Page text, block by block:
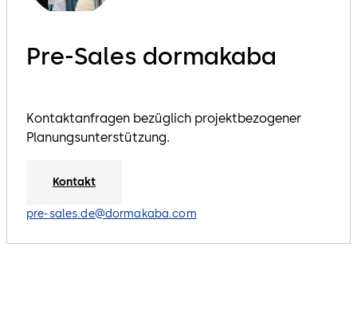
Pre-Sales dormakaba
Kontaktanfragen bezüglich projektbezogener
Planungsunterstützung.
Kontakt
pre-sales.de@dormakaba.com